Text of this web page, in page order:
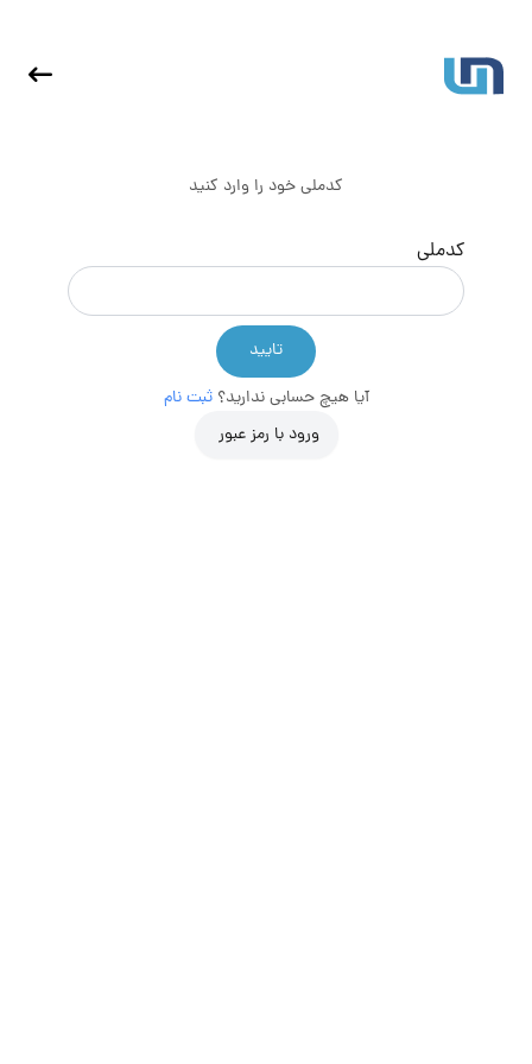
کدملی خود را وارد کنید
کدملی
تایید
آیا هیچ حسابی ندارید؟ثبت نام
ورود با رمز عبور